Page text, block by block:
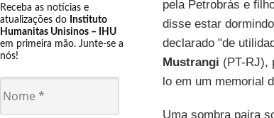
Receba as notícias e
atualizações do Instituto
Humanitas Unisinos – IHU
em primeira mão. Junte-se a
nós!
pela Petrobrás e
disse estar
declarado "de
Mustrangi (PT-RJ),
lo em um memorial
Uma sombra paira